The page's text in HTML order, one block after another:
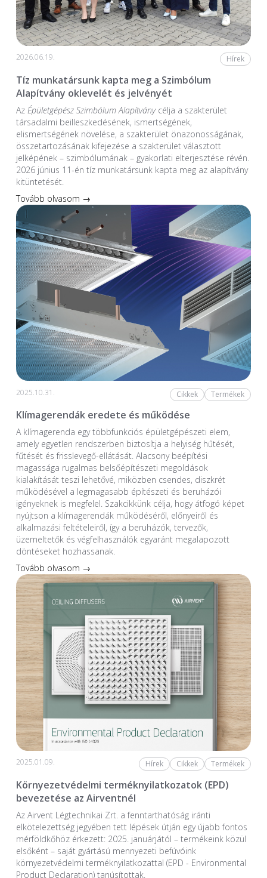
2026.06.19. Hírek
Tíz munkatársunk kapta meg a Szimbólum
Alapítvány oklevelét és jelvényét
Az Épületgépész Szimbólum Alapítványcélja a szakterület
társadalmi beilleszkedésének, ismertségének,
elismertségének növelése, a szakterület önazonosságának,
összetartozásának kifejezése a szakterület választott
jelképének – szimbólumának – gyakorlati elterjesztése révén.
2026 június 11-én tíz munkatársunk kapta meg az alapítvány
kitüntetését.
Tovább olvasom →
2025.10.31. Cikkek Termékek
Klímagerendák eredete és működése
A klímagerenda egy többfunkciós épületgépészeti elem,
amely egyetlen rendszerben biztosítja a helyiség hűtését,
fűtését és frisslevegő-ellátását. Alacsony beépítési
magassága rugalmas belsőépítészeti megoldások
kialakítását teszi lehetővé, miközben csendes, diszkrét
működésével a legmagasabb építészeti és beruházói
igényeknek is megfelel. Szakcikkünk célja, hogy átfogó képet
nyújtson a klímagerendák működéséről, előnyeiről és
alkalmazási feltételeiről, így a beruházók, tervezők,
üzemeltetők és végfelhasználók egyaránt megalapozott
döntéseket hozhassanak.
Tovább olvasom →
2025.01.09. Hírek Cikkek Termékek
Környezetvédelmi terméknyilatkozatok (EPD)
bevezetése az Airventnél
Az Airvent Légtechnikai Zrt. a fenntarthatóság iránti
elkötelezettség jegyében tett lépések útján egy újabb fontos
mérföldkőhöz érkezett: 2025. januárjától – termékeink közül
elsőként – saját gyártású mennyezeti befúvóink
környezetvédelmi terméknyilatkozattal (EPD - Environmental
Product Declaration) tanúsítottak.